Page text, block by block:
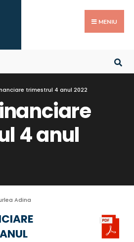
MENIU
trimestrul 4 anul 2022
4 anul
Adina